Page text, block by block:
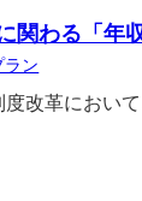
わる「年
ラン
改革におい